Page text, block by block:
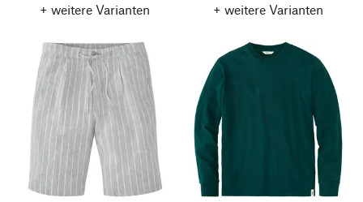
+ weitere Varianten
+ weitere Varianten